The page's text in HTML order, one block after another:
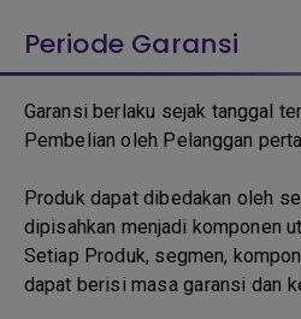
Periode Garansi
Garansi berlaku sejak tanggal
Pembelian oleh Pelanggan
Produk dapat dibedakan oleh
dipisahkan menjadi komponen
Setiap Produk, segmen,
dapat berisi masa garansi dan